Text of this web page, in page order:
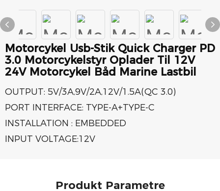
Motorcykel Usb-Stik Quick Charger PD
3.0 Motorcykelstyr Oplader Til 12V
24V Motorcykel Båd Marine Lastbil
OUTPUT: 5V/3A,9V/2A,12V/1.5A(QC 3.0)
PORT INTERFACE: TYPE-A+TYPE-C
INSTALLATION : EMBEDDED
INPUT VOLTAGE:12V
Produkt Parametre